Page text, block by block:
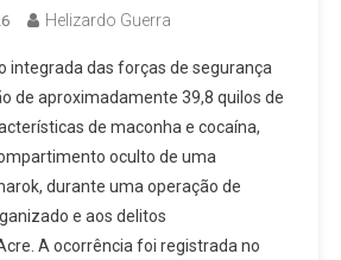
Helizardo Guerra
integrada das forças de segurança
de aproximadamente 39,8 quilos de
de maconha e cocaína,
oculto de uma
durante uma operação de
e aos delitos
A ocorrência foi registrada no